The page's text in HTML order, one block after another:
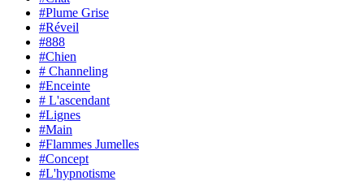
#Plume Grise
#Réveil
#888
#Chien
# Channeling
#Enceinte
# L'ascendant
#Lignes
#Main
#Flammes Jumelles
#Concept
#L'hypnotisme